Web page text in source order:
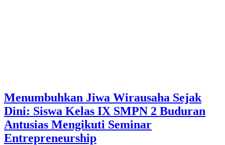
Menumbuhkan Jiwa Wirausaha Sejak
Dini: Siswa Kelas IX SMPN 2 Buduran
Antusias Mengikuti Seminar
Entrepreneurship